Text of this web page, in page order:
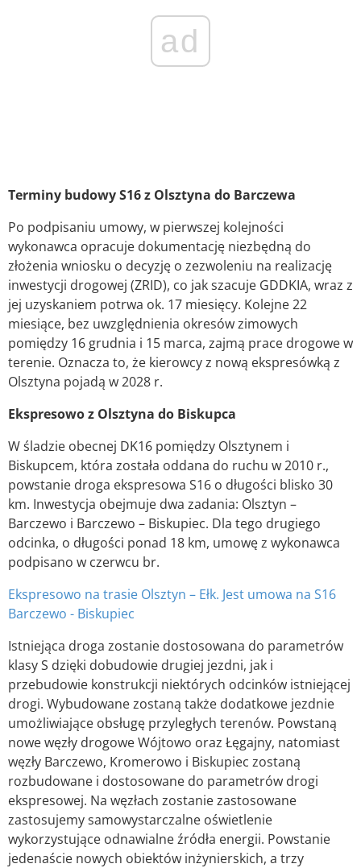
ad
Terminy budowy S16 z Olsztyna do Barczewa
Po podpisaniu umowy, w pierwszej kolejności
wykonawca opracuje dokumentację niezbędną do
złożenia wniosku o decyzję o zezwoleniu na realizację
inwestycji drogowej (ZRID), co jak szacuje GDDKIA, wraz z
jej uzyskaniem potrwa ok. 17 miesięcy. Kolejne 22
miesiące, bez uwzględnienia okresów zimowych
pomiędzy 16 grudnia i 15 marca, zajmą prace drogowe w
terenie. Oznacza to, że kierowcy z nową ekspresówką z
Olsztyna pojadą w 2028 r.
Ekspresowo z Olsztyna do Biskupca
W śladzie obecnej DK16 pomiędzy Olsztynem i
Biskupcem, która została oddana do ruchu w 2010 r.,
powstanie droga ekspresowa S16 o długości blisko 30
km. Inwestycja obejmuje dwa zadania: Olsztyn –
Barczewo i Barczewo – Biskupiec. Dla tego drugiego
odcinka, o długości ponad 18 km, umowę z wykonawca
podpisano w czerwcu br.
Ekspresowo na trasie Olsztyn – Ełk. Jest umowa na S16
Barczewo - Biskupiec
Istniejąca droga zostanie dostosowana do parametrów
klasy S dzięki dobudowie drugiej jezdni, jak i
przebudowie konstrukcji niektórych odcinków istniejącej
drogi. Wybudowane zostaną także dodatkowe jezdnie
umożliwiające obsługę przyległych terenów. Powstaną
nowe węzły drogowe Wójtowo oraz Łęgajny, natomiast
węzły Barczewo, Kromerowo i Biskupiec zostaną
rozbudowane i dostosowane do parametrów drogi
ekspresowej. Na węzłach zostanie zastosowane
zastosujemy samowystarczalne oświetlenie
wykorzystujące odnawialne źródła energii. Powstanie
jedenaście nowych obiektów inżynierskich, a trzy